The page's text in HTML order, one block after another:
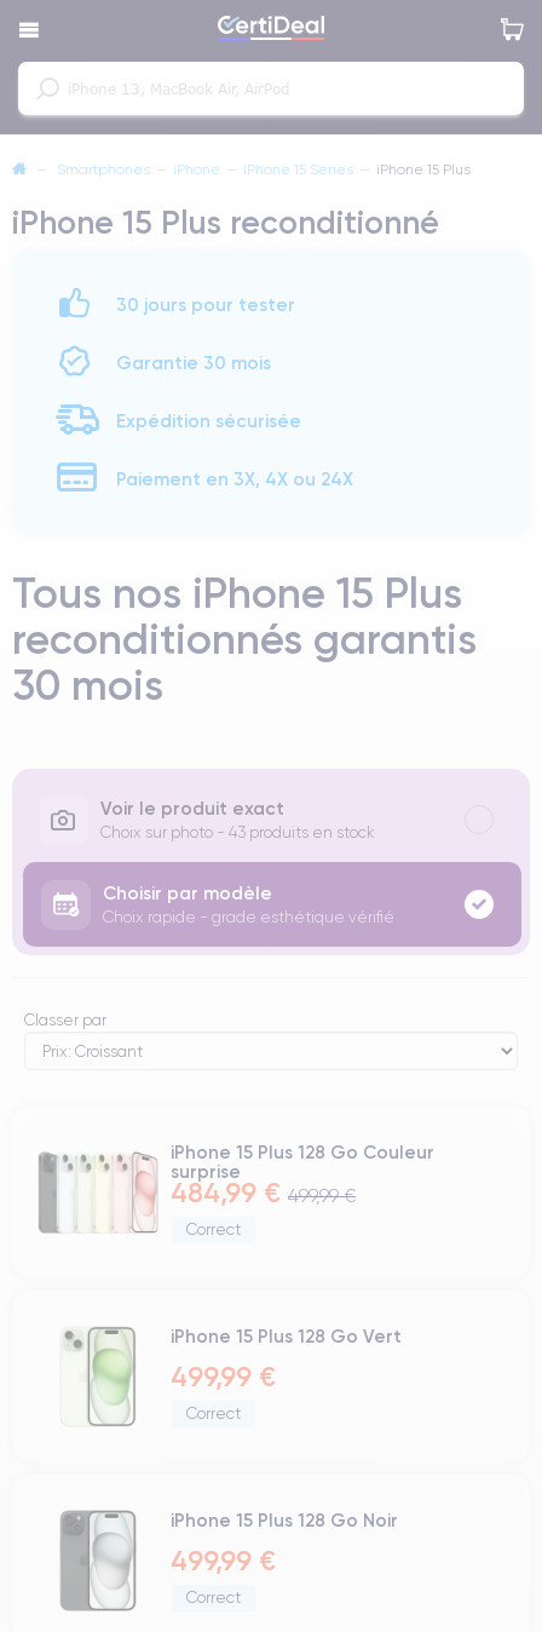
— Smartphones — iPhone — iPhone 15 Series — iPhone 15 Plus
iPhone 15 Plus reconditionné
30 jours pour tester
Garantie 30 mois
Expédition sécurisée
Paiement en 3X, 4X ou 24X
Tous nos iPhone 15 Plus
reconditionnés garantis
30 mois
Voir le produit exact
Choix sur photo - 43 produits en stock
Choisir par modèle
Choix rapide - grade esthétique vérifié
Classer par
iPhone 15 Plus 128 Go Couleur
surprise
484,99 € 499,99 €
Correct
iPhone 15 Plus 128 Go Vert
499,99 €
Correct
iPhone 15 Plus 128 Go Noir
499,99 €
Correct